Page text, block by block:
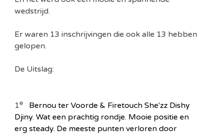
wedstrijd.
Er waren 13 inschrijvingen die ook alle 13 hebben
gelopen.
De Uitslag:
1e
Bernou ter Voorde & Firetouch She'zz Dishy
Djiny. Wat een prachtig rondje. Mooie positie en
erg steady. De meeste punten verloren door